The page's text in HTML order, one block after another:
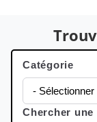
Catégorie
Chercher une